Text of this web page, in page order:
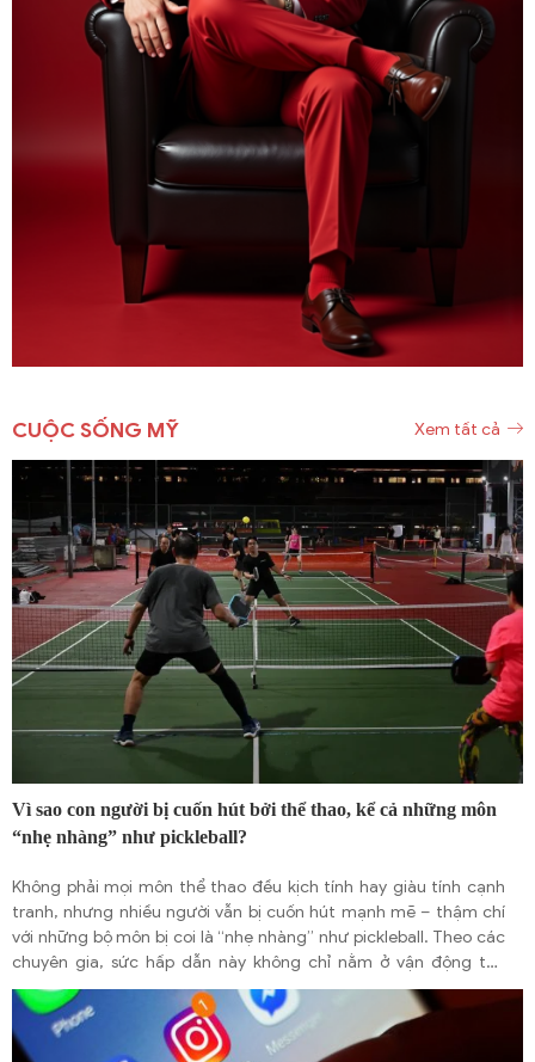
CUỘC SỐNG MỸ Xem tất cả
Vì sao con người bị cuốn hút bởi thể thao, kể cả những môn
“nhẹ nhàng” như pickleball?
Không phải mọi môn thể thao đều kịch tính hay giàu tính cạnh
tranh, nhưng nhiều người vẫn bị cuốn hút mạnh mẽ – thậm chí
với những bộ môn bị coi là “nhẹ nhàng” như pickleball. Theo các
chuyên gia, sức hấp dẫn này không chỉ nằm ở vận động thể
chất, mà còn đến từ những yếu tố tâm lý và xã hội sâu xa.